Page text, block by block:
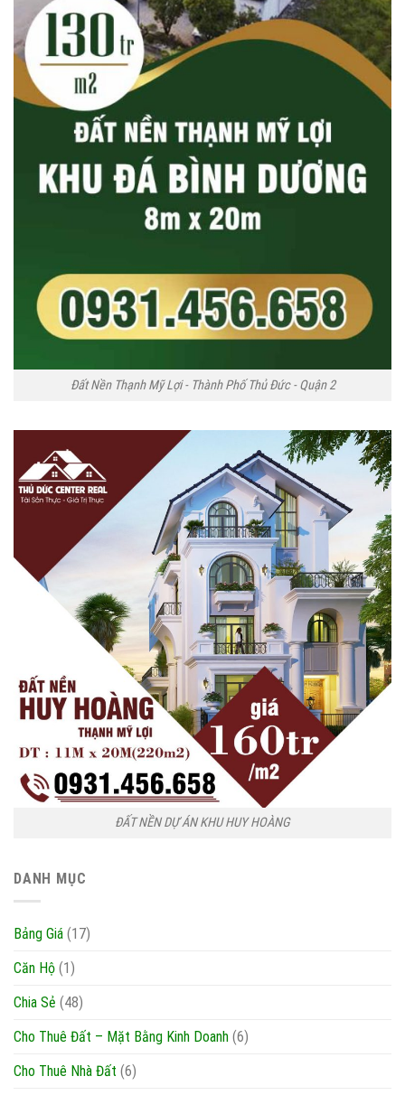
Đất Nền Thạnh Mỹ Lợi - Thành Phố Thủ Đức - Quận 2
ĐẤT NỀN DỰ ÁN KHU HUY HOÀNG
DANH MỤC
Bảng Giá (17)
Căn Hộ (1)
Chia Sẻ (48)
Cho Thuê Đất – Mặt Bằng Kinh Doanh (6)
Cho Thuê Nhà Đất (6)